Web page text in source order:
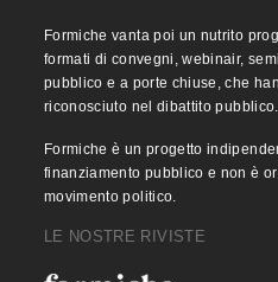
Formiche vanta poi un nutrito
formati di convegni, webinair,
pubblico e a porte chiuse, che
riconosciuto nel dibattito pubblico.
Formiche è un progetto
finanziamento pubblico e non è
movimento politico.
LE NOSTRE RIVISTE